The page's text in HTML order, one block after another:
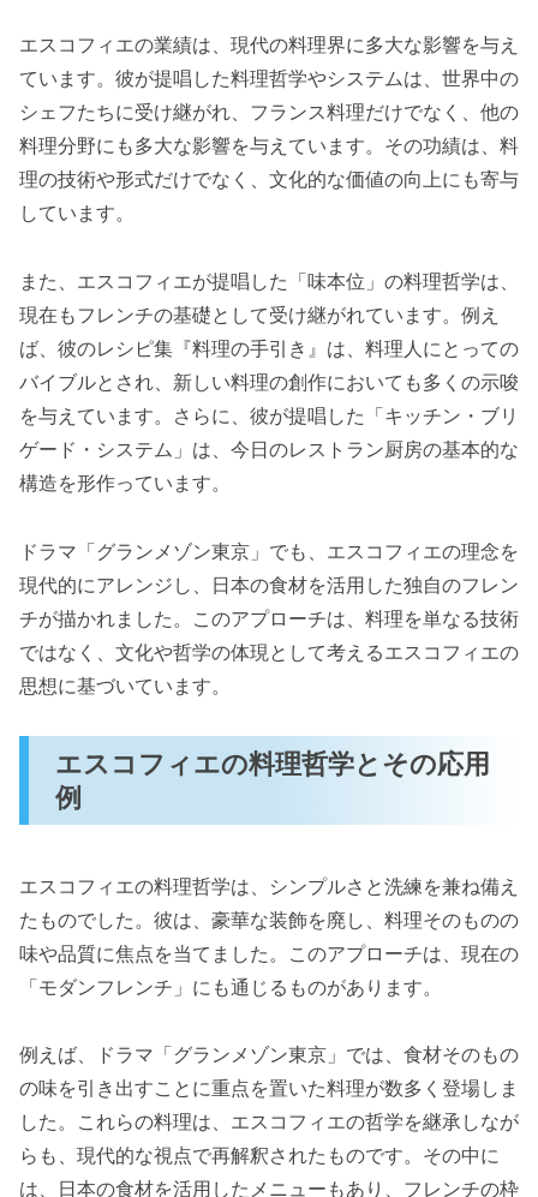
エスコフィエの業績は、現代の料理界に多大な影響を与え
ています。彼が提唱した料理哲学やシステムは、世界中の
シェフたちに受け継がれ、フランス料理だけでなく、他の
料理分野にも多大な影響を与えています。その功績は、料
理の技術や形式だけでなく、文化的な価値の向上にも寄与
しています。
また、エスコフィエが提唱した「味本位」の料理哲学は、
現在もフレンチの基礎として受け継がれています。例え
ば、彼のレシピ集『料理の手引き』は、料理人にとっての
バイブルとされ、新しい料理の創作においても多くの示唆
を与えています。さらに、彼が提唱した「キッチン・ブリ
ゲード・システム」は、今日のレストラン厨房の基本的な
構造を形作っています。
ドラマ「グランメゾン東京」でも、エスコフィエの理念を
現代的にアレンジし、日本の食材を活用した独自のフレン
チが描かれました。このアプローチは、料理を単なる技術
ではなく、文化や哲学の体現として考えるエスコフィエの
思想に基づいています。
エスコフィエの料理哲学とその応用
例
エスコフィエの料理哲学は、シンプルさと洗練を兼ね備え
たものでした。彼は、豪華な装飾を廃し、料理そのものの
味や品質に焦点を当てました。このアプローチは、現在の
「モダンフレンチ」にも通じるものがあります。
例えば、ドラマ「グランメゾン東京」では、食材そのもの
の味を引き出すことに重点を置いた料理が数多く登場しま
した。これらの料理は、エスコフィエの哲学を継承しなが
らも、現代的な視点で再解釈されたものです。その中に
は、日本の食材を活用したメニューもあり、フレンチの枠